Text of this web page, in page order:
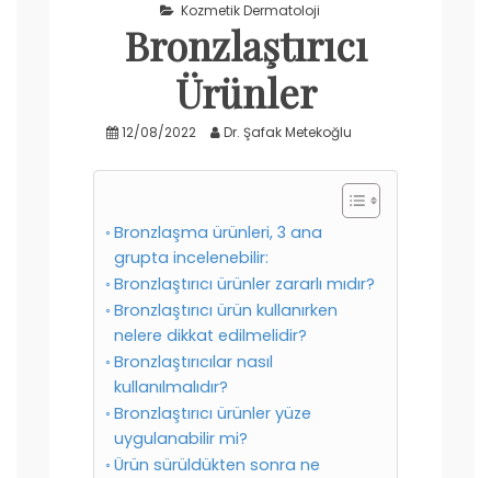
Kozmetik Dermatoloji
Bronzlaştırıcı
Ürünler
12/08/2022 Dr. Şafak Metekoğlu
Bronzlaşma ürünleri, 3 ana
grupta incelenebilir:
Bronzlaştırıcı ürünler zararlı mıdır?
Bronzlaştırıcı ürün kullanırken
nelere dikkat edilmelidir?
Bronzlaştırıcılar nasıl
kullanılmalıdır?
Bronzlaştırıcı ürünler yüze
uygulanabilir mi?
Ürün sürüldükten sonra ne